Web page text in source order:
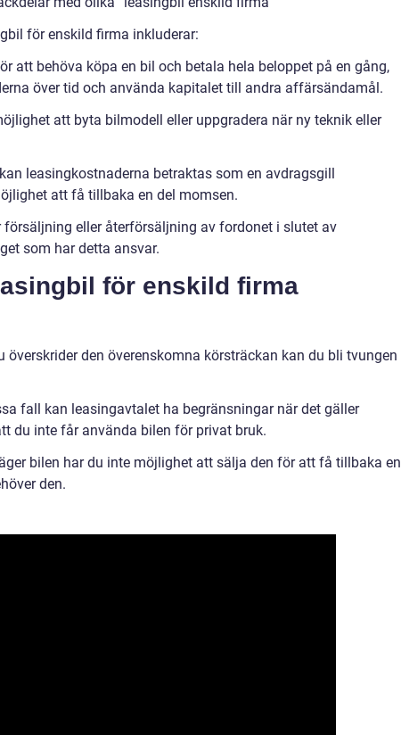
för enskild firma inkluderar:
att behöva köpa en bil och betala hela beloppet på en gång,
över tid och använda kapitalet till andra affärsändamål.
att byta bilmodell eller uppgradera när ny teknik eller
leasingkostnaderna betraktas som en avdragsgill
att få tillbaka en del momsen.
eller återförsäljning av fordonet i slutet av
som har detta ansvar.
för enskild firma
överskrider den överenskomna körsträckan kan du bli tvungen
fall kan leasingavtalet ha begränsningar när det gäller
du inte får använda bilen för privat bruk.
bilen har du inte möjlighet att sälja den för att få tillbaka en
den.